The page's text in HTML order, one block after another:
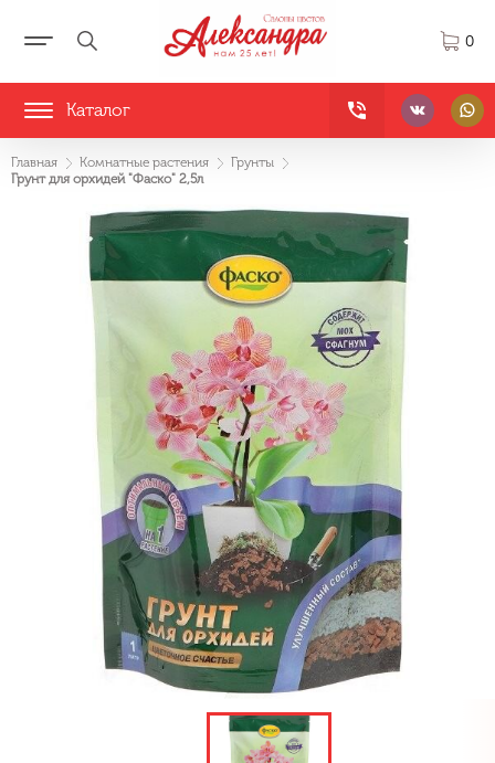
0
Каталог
Главная Комнатные растения
Грунты
Грунт для орхидей "Фаско" 2,5л